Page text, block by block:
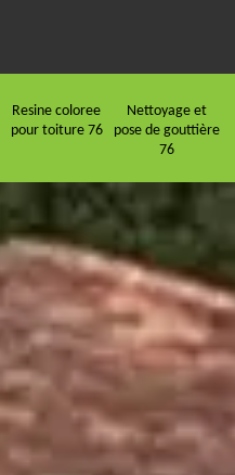
Resine coloree
pour toiture 76
Nettoyage et
pose de gouttière
76